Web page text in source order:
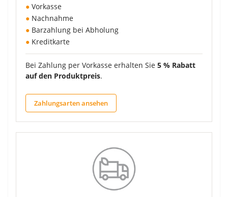
● Vorkasse
● Nachnahme
● Barzahlung bei Abholung
● Kreditkarte
Bei Zahlung per Vorkasse erhalten Sie 5 % Rabatt
auf den Produktpreis.
Zahlungsarten ansehen